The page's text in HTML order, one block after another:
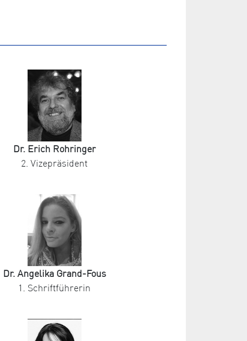
Dr. Erich Rohringer
2. Vizepräsident
Dr. Angelika Grand-Fous
1. Schriftführerin